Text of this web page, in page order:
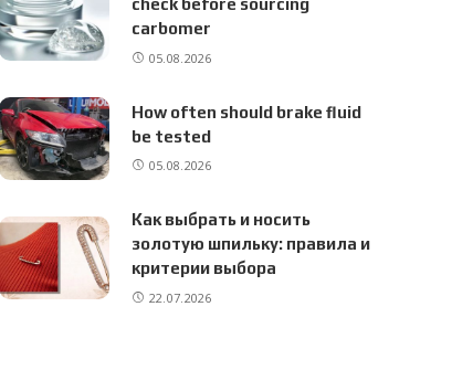
check before sourcing
carbomer
05.08.2026
How often should brake fluid
be tested
05.08.2026
Как выбрать и носить
золотую шпильку: правила и
критерии выбора
22.07.2026